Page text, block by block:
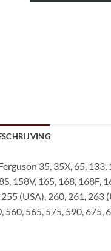
35, 35X, 65, 133,
158V, 165, 168, 168F,
(USA), 260, 261, 263
560, 565, 575, 590, 675,